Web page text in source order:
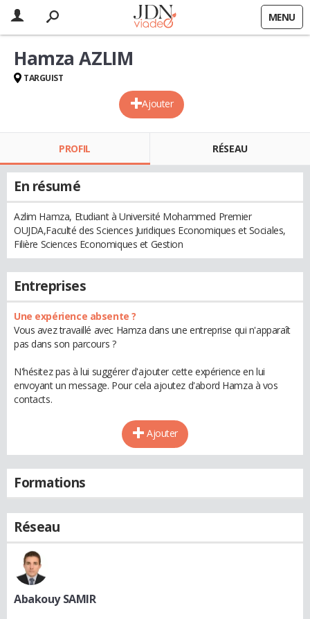
MENU
Ajouter
Hamza AZLIM
TARGUIST
PROFIL RÉSEAU
En résumé
Azlim Hamza, Etudiant à Université Mohammed Premier
OUJDA,Faculté des Sciences Juridiques Economiques et Sociales,
Filière Sciences Economiques et Gestion
Entreprises
Une expérience absente ?
Vous avez travaillé avec Hamza dans une entreprise qui n'apparaît
pas dans son parcours ?
N'hésitez pas à lui suggérer d'ajouter cette expérience en lui
envoyant un message. Pour cela ajoutez d'abord Hamza à vos
contacts.
Ajouter
Formations
Réseau
Abakouy SAMIR